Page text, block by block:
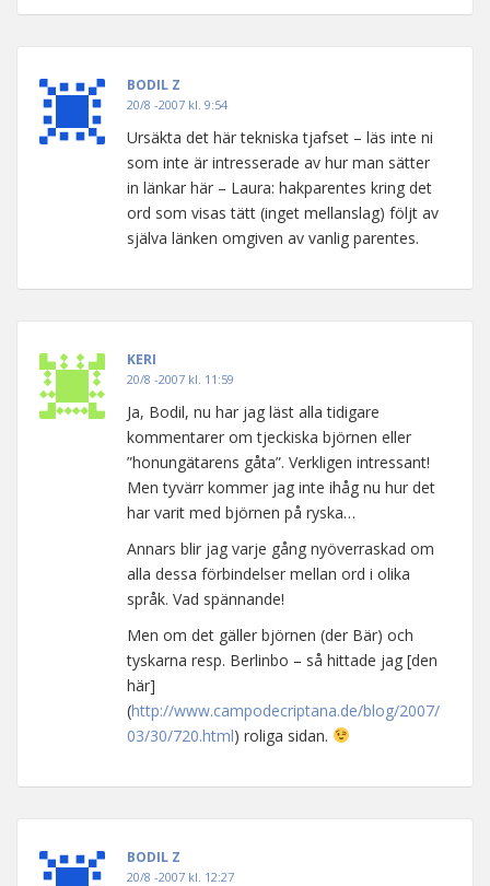
BODIL Z
20/8 -2007 kl. 9:54
Ursäkta det här tekniska tjafset – läs inte ni
som inte är intresserade av hur man sätter
in länkar här – Laura: hakparentes kring det
ord som visas tätt (inget mellanslag) följt av
själva länken omgiven av vanlig parentes.
KERI
20/8 -2007 kl. 11:59
Ja, Bodil, nu har jag läst alla tidigare
kommentarer om tjeckiska björnen eller
”honungätarens gåta”. Verkligen intressant!
Men tyvärr kommer jag inte ihåg nu hur det
har varit med björnen på ryska…
Annars blir jag varje gång nyöverraskad om
alla dessa förbindelser mellan ord i olika
språk. Vad spännande!
Men om det gäller björnen (der Bär) och
tyskarna resp. Berlinbo – så hittade jag [den
här]
(http://www.campodecriptana.de/blog/2007/
03/30/720.html) roliga sidan.
BODIL Z
20/8 -2007 kl. 12:27